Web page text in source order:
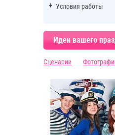
Условия работы
Идеи вашего
Сценарии